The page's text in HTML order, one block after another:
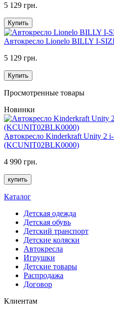
5 129 грн.
Купить
Автокресло Lionelo BILLY I-
5 129 грн.
Купить
Просмотренные товары
Новинки
Автокресло Kinderkraft Unity 2
(KCUNIT02BLK0000)
4 990 грн.
купить
Каталог
Детская одежда
Детская обувь
Детский транспорт
Детские коляски
Автокресла
Игрушки
Детские товары
Распродажа
Договор
Клиентам